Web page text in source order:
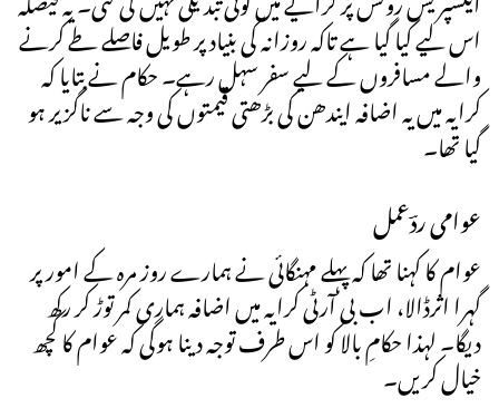
اس لیے کیا گیا ہے تاکہ روزانہ کی بنیاد پر طویل فاصلے طے کرنے
والے مسافروں کے لیے سفر سہل رہے۔ حکام نے بتایا کہ
کرایہ میں یہ اضافہ ایندھن کی بڑھتی قیمتوں کی وجہ سے ناگزیر ہو
گیا تھا۔
عوامی ردؔعمل
عوام کا کہنا تھا کہ پہلے مہنگائی نے ہمارے روز مرہ کے امور پر
گہرا اثرڈالا، اب بی آرٹی کرایہ میں اضافہ ہماری کمر توڑ کر رکھ
دیگا۔ لہذا حکامِ بالا کو اس طرف توجہ دینا ہوگی کہ عوام کا کچھ
خیال کریں۔